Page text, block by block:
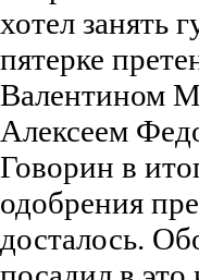
хотел занять
пятерке
Валентином
Алексеем
Говорин в
одобрения
досталось.